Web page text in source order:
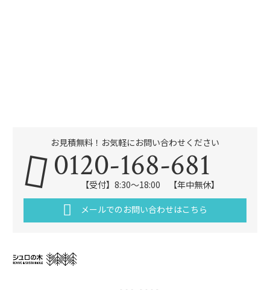
お見積無料！お気軽にお問い合わせください
0120-168-681
【受付】8:30～18:00 【年中無休】
メールでのお問い合わせはこちら